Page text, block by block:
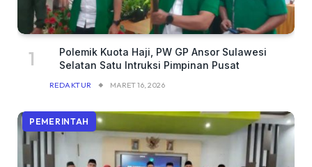
Polemik Kuota Haji, PW GP Ansor Sulawesi
Selatan Satu Intruksi Pimpinan Pusat
REDAKTUR MARET 16, 2026
PEMERINTAH